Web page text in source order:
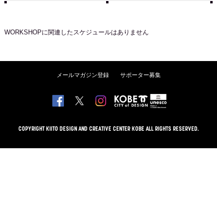
WORKSHOPに関連したスケジュールはありません
メールマガジン登録 サポーター募集
COPYRIGHT KIITO DESIGN AND CREATIVE CENTER KOBE ALL RIGHTS RESERVED.